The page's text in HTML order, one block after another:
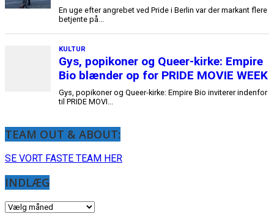
TEAM OUT & ABOUT:
SE VORT FASTE TEAM HER
INDLÆG
INDLÆG